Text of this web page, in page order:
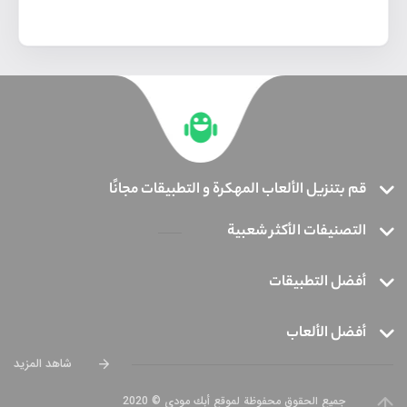
قم بتنزيل الألعاب المهكرة و التطبيقات مجانًا
التصنيفات الأكثر شعبية
أفضل التطبيقات
أفضل الألعاب
شاهد المزيد
جميع الحقوق محفوظة لموقع أبك مودي © 2020